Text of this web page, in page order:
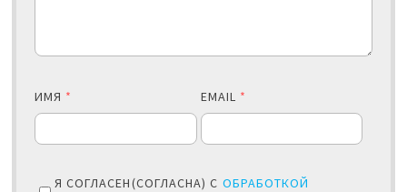
ИМЯ * EMAIL *
Я СОГЛАСЕН(СОГЛАСНА) С ОБРАБОТКОЙ